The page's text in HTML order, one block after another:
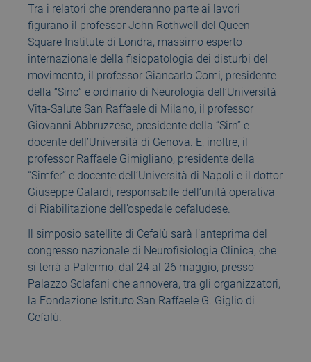
Tra i relatori che prenderanno parte ai lavori
figurano il professor John Rothwell del Queen
Square Institute di Londra, massimo esperto
internazionale della fisiopatologia dei disturbi del
movimento, il professor Giancarlo Comi, presidente
della “Sinc” e ordinario di Neurologia dell’Università
Vita-Salute San Raffaele di Milano, il professor
Giovanni Abbruzzese, presidente della “Sirn” e
docente dell’Università di Genova. E, inoltre, il
professor Raffaele Gimigliano, presidente della
“Simfer” e docente dell’Università di Napoli e il dottor
Giuseppe Galardi, responsabile dell’unità operativa
di Riabilitazione dell’ospedale cefaludese.
Il simposio satellite di Cefalù sarà l’anteprima del
congresso nazionale di Neurofisiologia Clinica, che
si terrà a Palermo, dal 24 al 26 maggio, presso
Palazzo Sclafani che annovera, tra gli organizzatori,
la Fondazione Istituto San Raffaele G. Giglio di
Cefalù.